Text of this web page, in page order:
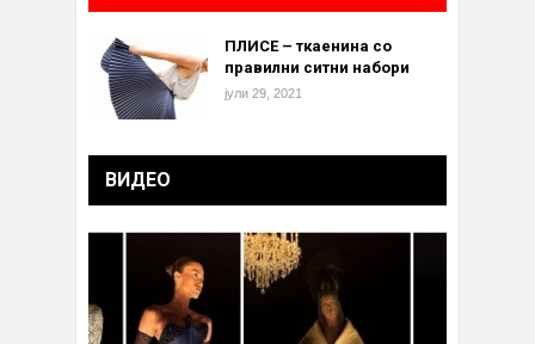
ПЛИСЕ – ткаенина со
правилни ситни набори
јули 29, 2021
ВИДЕО